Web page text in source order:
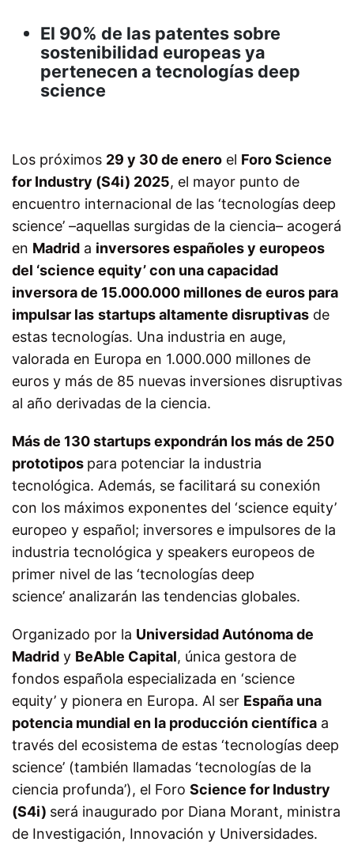
El 90% de las patentes sobre
sostenibilidad europeas ya
pertenecen a tecnologías deep
science
Los próximos 29 y 30 de enero el ForoScience
for Industry (S4i) 2025, el mayor punto de
encuentro internacional de las ‘tecnologías deep
science’ –aquellas surgidas de la ciencia– acogerá
en Madrid a inversores españoles y europeos
del ‘science equity’ con unacapacidad
inversora de 15.000.000 millonesde euros para
impulsar las startups altamente disruptivas de
estas tecnologías. Una industria en auge,
valorada en Europa en 1.000.000 millones de
euros y más de 85 nuevas inversiones disruptivas
al año derivadas de la ciencia.
Más de 130 startups expondrán los más de 250
prototipos para potenciar la industria
tecnológica. Además, se facilitará su conexión
con los máximos exponentes del ‘science equity’
europeo y español; inversores e impulsores de la
industria tecnológica y speakers europeos de
primer nivel de las ‘tecnologías deep
science’ analizarán las tendencias globales.
Organizado por la Universidad Autónoma de
Madrid y BeAble Capital, única gestora de
fondos española especializada en ‘science
equity’ y pionera en Europa. Al ser España una
potencia mundial en la producción científica a
través del ecosistema de estas ‘tecnologías deep
science’ (también llamadas ‘tecnologías de la
ciencia profunda’), el Foro Science for Industry
(S4i) será inaugurado por Diana Morant, ministra
de Investigación, Innovación y Universidades.